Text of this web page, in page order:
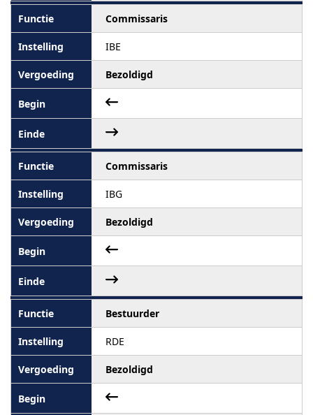
Commissaris
IBE
Bezoldigd
Commissaris
IBG
Bezoldigd
Bestuurder
RDE
Bezoldigd